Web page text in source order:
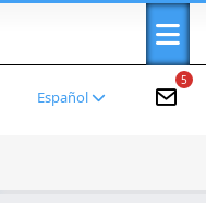
5
Español